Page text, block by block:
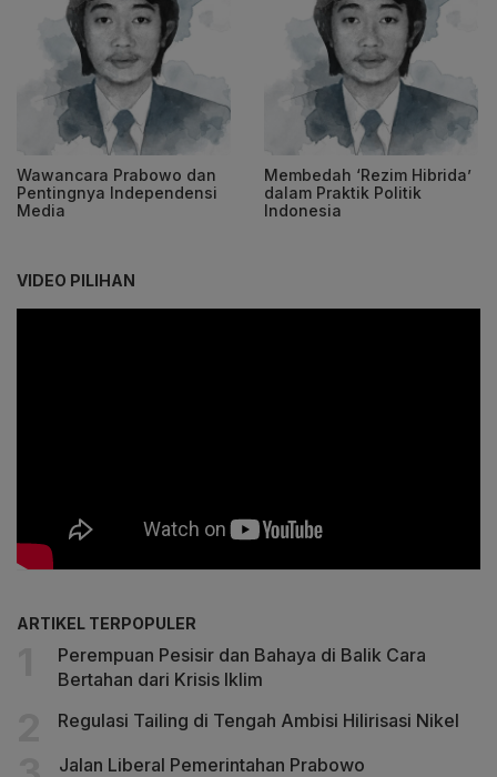
Wawancara Prabowo dan
Pentingnya Independensi
Media
Membedah ‘Rezim Hibrida’
dalam Praktik Politik
Indonesia
VIDEO PILIHAN
ARTIKEL TERPOPULER
Perempuan Pesisir dan Bahaya di Balik Cara
Bertahan dari Krisis Iklim
Regulasi Tailing di Tengah Ambisi Hilirisasi Nikel
Jalan Liberal Pemerintahan Prabowo